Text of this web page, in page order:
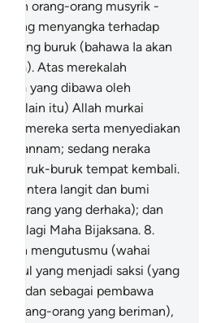
dan orang-orang musyrik -
yang menyangka terhadap
yang buruk (bahawa Ia akan
Atas merekalah
yang dibawa oleh
(selain itu) Allah murkai
mereka serta menyediakan
sedang neraka
seburuk-buruk tempat kembali.
tentera langit dan bumi
orang yang derhaka); dan
lagi Maha Bijaksana. 8.
mengutusmu (wahai
yang menjadi saksi (yang
dan sebagai pembawa
orang-orang yang beriman),